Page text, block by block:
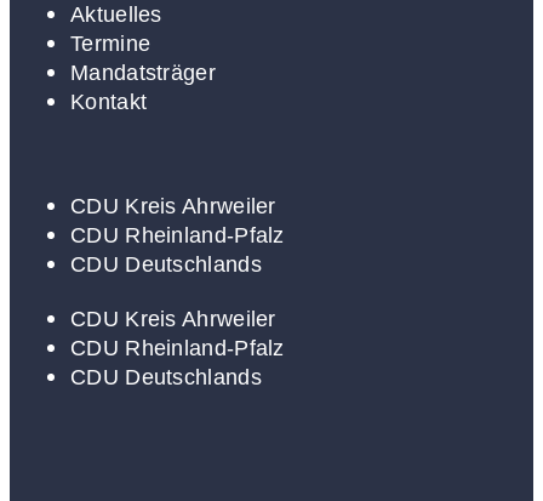
Aktuelles
Termine
Mandatsträger
Kontakt
CDU Kreis Ahrweiler
CDU Rheinland-Pfalz
CDU Deutschlands
CDU Kreis Ahrweiler
CDU Rheinland-Pfalz
CDU Deutschlands